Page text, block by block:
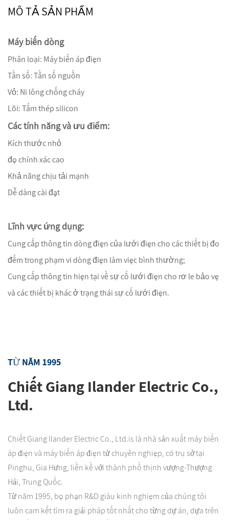
MÔ TẢ SẢN PHẨM
Máy biến dòng
Phân loại: Máy biến áp điện
Tần số: Tần số nguồn
Vỏ: Ni lông chống cháy
Lõi: Tấm thép silicon
Các tính năng và ưu điểm:
Kích thước nhỏ
độ chính xác cao
Khả năng chịu tải mạnh
Dễ dàng cài đặt
Lĩnh vực ứng dụng:
Cung cấp thông tin dòng điện của lưới điện cho các thiết bị đo
đếm trong phạm vi dòng điện làm việc bình thường;
Cung cấp thông tin hiện tại về sự cố lưới điện cho rơ le bảo vệ
và các thiết bị khác ở trạng thái sự cố lưới điện.
TỪ NĂM 1995
Chiết Giang Ilander Electric Co.,
Ltd.
Chiết Giang Ilander Electric Co., Ltd.is là nhà sản xuất máy biến
áp điện và máy biến áp điện tử chuyên nghiệp, có trụ sở tại
Pinghu, Gia Hưng, liền kề với thành phố thịnh vượng-Thượng
Hải, Trung Quốc.
Từ năm 1995, bộ phận R&D giàu kinh nghiệm của chúng tôi
luôn cam kết tìm ra giải pháp tốt nhất cho từng dự án, dựa trên